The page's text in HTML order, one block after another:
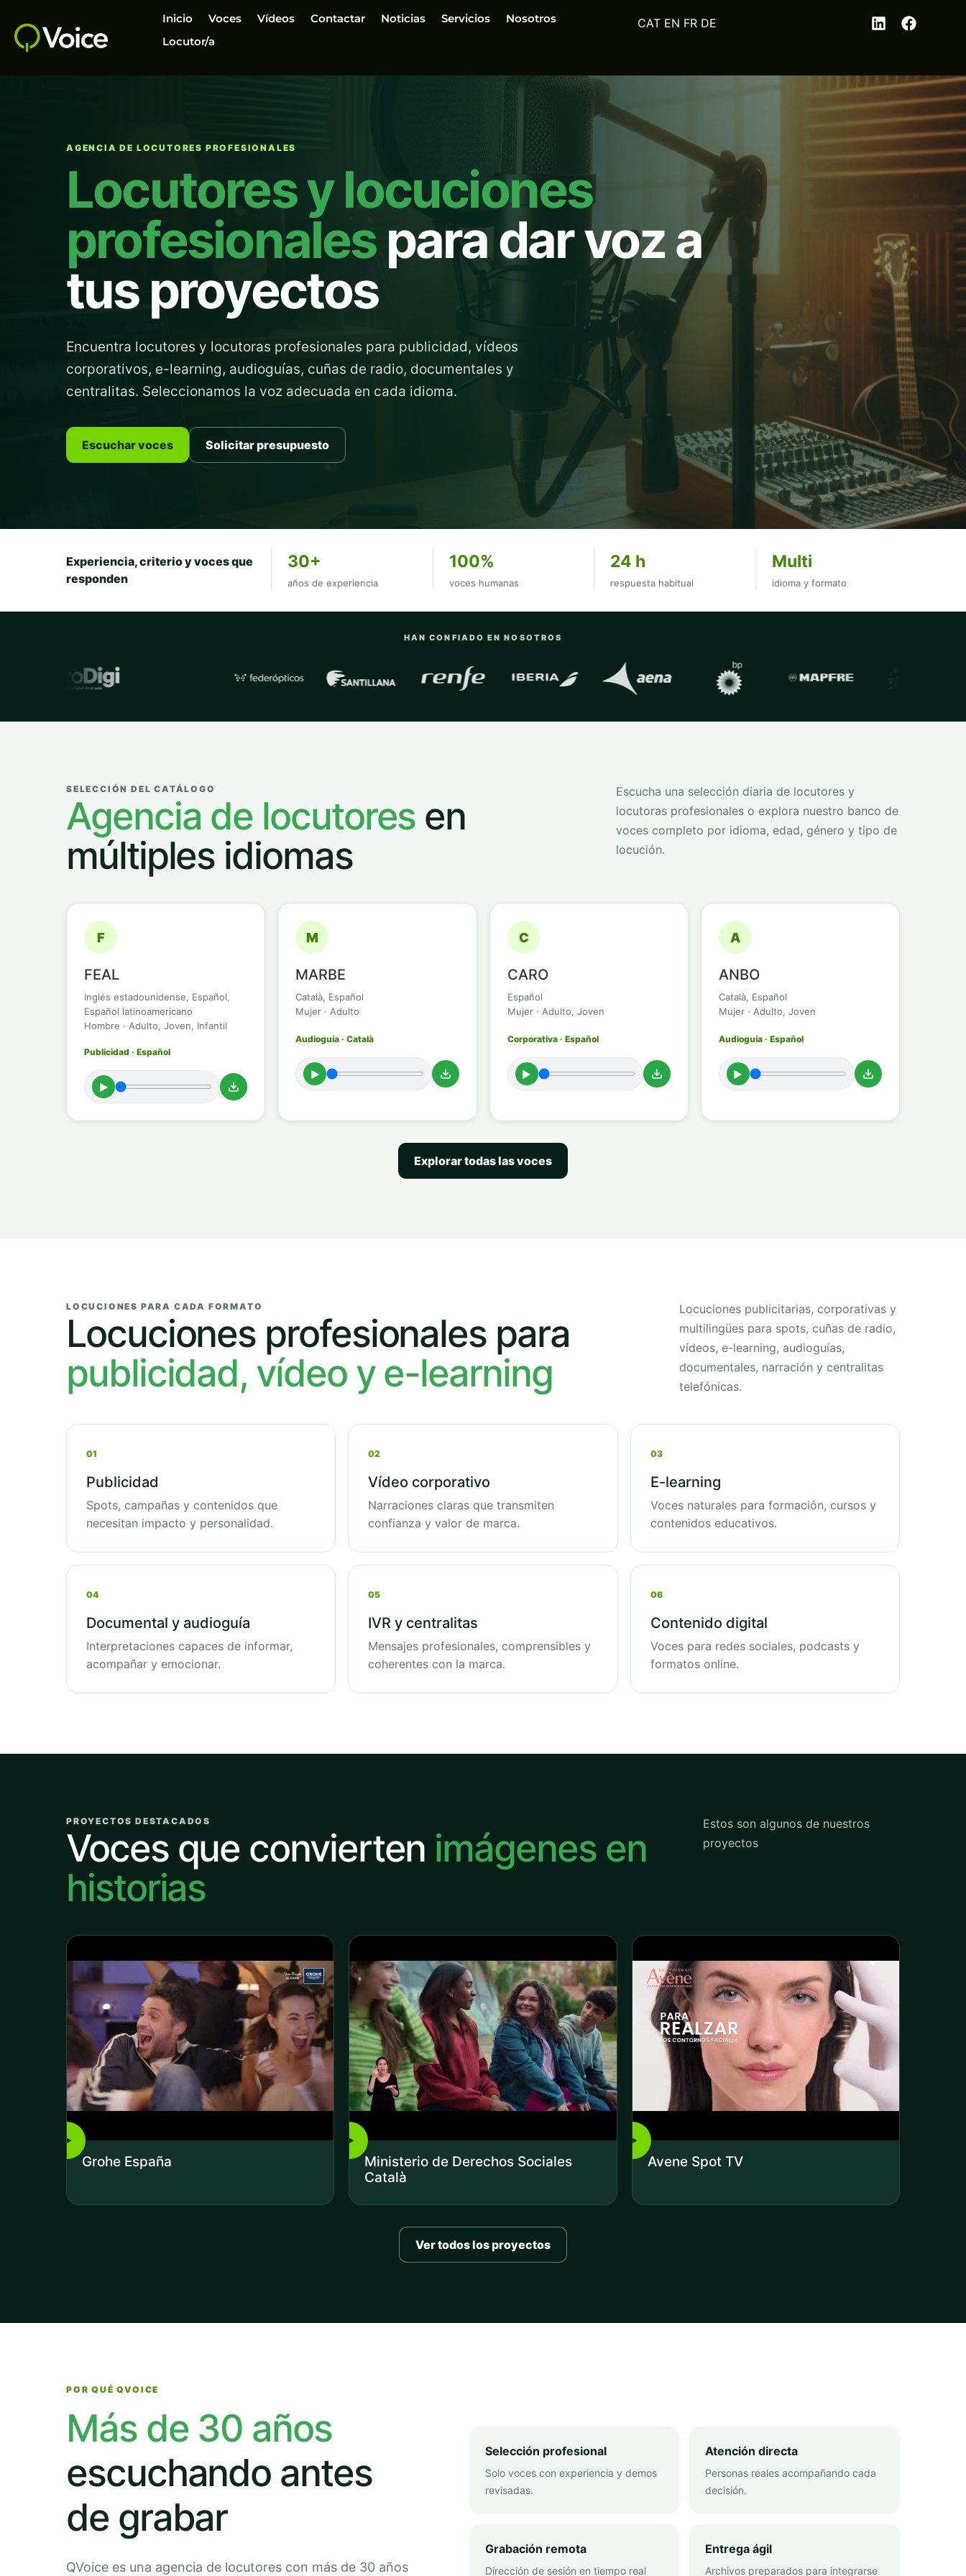
Inicio Voces Vídeos Contactar Noticias Servicios
Nosotros
Locutor/a
EN FR DE
AGENCIA DE LOCUTORES PROFESIONALES
Locutores y locuciones
profesionalespara dar voz a
tus proyectos
Encuentra locutores y locutoras profesionales para publicidad, vídeos
corporativos, e-learning, audioguías, cuñas de radio, documentales y
centralitas. Seleccionamos la voz adecuada en cada idioma.
Escuchar voces Solicitar presupuesto
Experiencia, criterio y voces que
responden
30+
años de experiencia
100%
voces humanas
24 h
respuesta habitual
Multi
idioma y formato
HAN CONFIADO EN NOSOTROS
Empresas y organizaciones con las que trabajaQVoice
SELECCIÓN DEL CATÁLOGO
Agencia de locutores en
múltiples idiomas
Escucha una selección diaria de locutores y
locutoras profesionales o explora nuestro banco de
voces completo por idioma, edad, género y tipo de
locución.
F
FEAL
Inglés estadounidense, Español,
Español latinoamericano
Hombre · Adulto, Joven, Infantil
Publicidad · Español
►
M
MARBE
Català, Español
Mujer · Adulto
Audioguía · Català
►
C
CARO
Español
Mujer · Adulto, Joven
Corporativa · Español
►
A
ANBO
Català, Español
Mujer · Adulto, Joven
Audioguía · Español
►
Explorar todas las voces
LOCUCIONES PARA CADA FORMATO
Locuciones profesionales para
publicidad, vídeo y e-learning
Locuciones publicitarias, corporativas y
multilingües para spots, cuñas de radio,
vídeos, e-learning, audioguías,
documentales, narración y centralitas
telefónicas.
01
Publicidad
Spots, campañas y contenidos que
necesitan impacto y personalidad.
02
Vídeo corporativo
Narraciones claras que transmiten
confianza y valor de marca.
03
E-learning
Voces naturales para formación, cursos y
contenidos educativos.
04
Documental y audioguía
Interpretaciones capaces de informar,
acompañar y emocionar.
05
IVR y centralitas
Mensajes profesionales, comprensibles y
coherentes con la marca.
06
Contenido digital
Voces para redes sociales, podcasts y
formatos online.
PROYECTOS DESTACADOS
Voces que convierten imágenes en
historias
Estos son algunos de nuestros
proyectos
▶
Grohe España
▶
Ministerio de Derechos Sociales
Català
▶
Avene Spot TV
Ver todos los proyectos
POR QUÉ QVOICE
Más de 30 años
escuchando antes
de grabar
QVoice es una agencia de locutores con más de 30 años
Selección profesional
Solo voces con experiencia y demos
revisadas.
Atención directa
Personas reales acompañando cada
decisión.
Grabación remota
Dirección de sesión en tiempo real
Entrega ágil
Archivos preparados para integrarse